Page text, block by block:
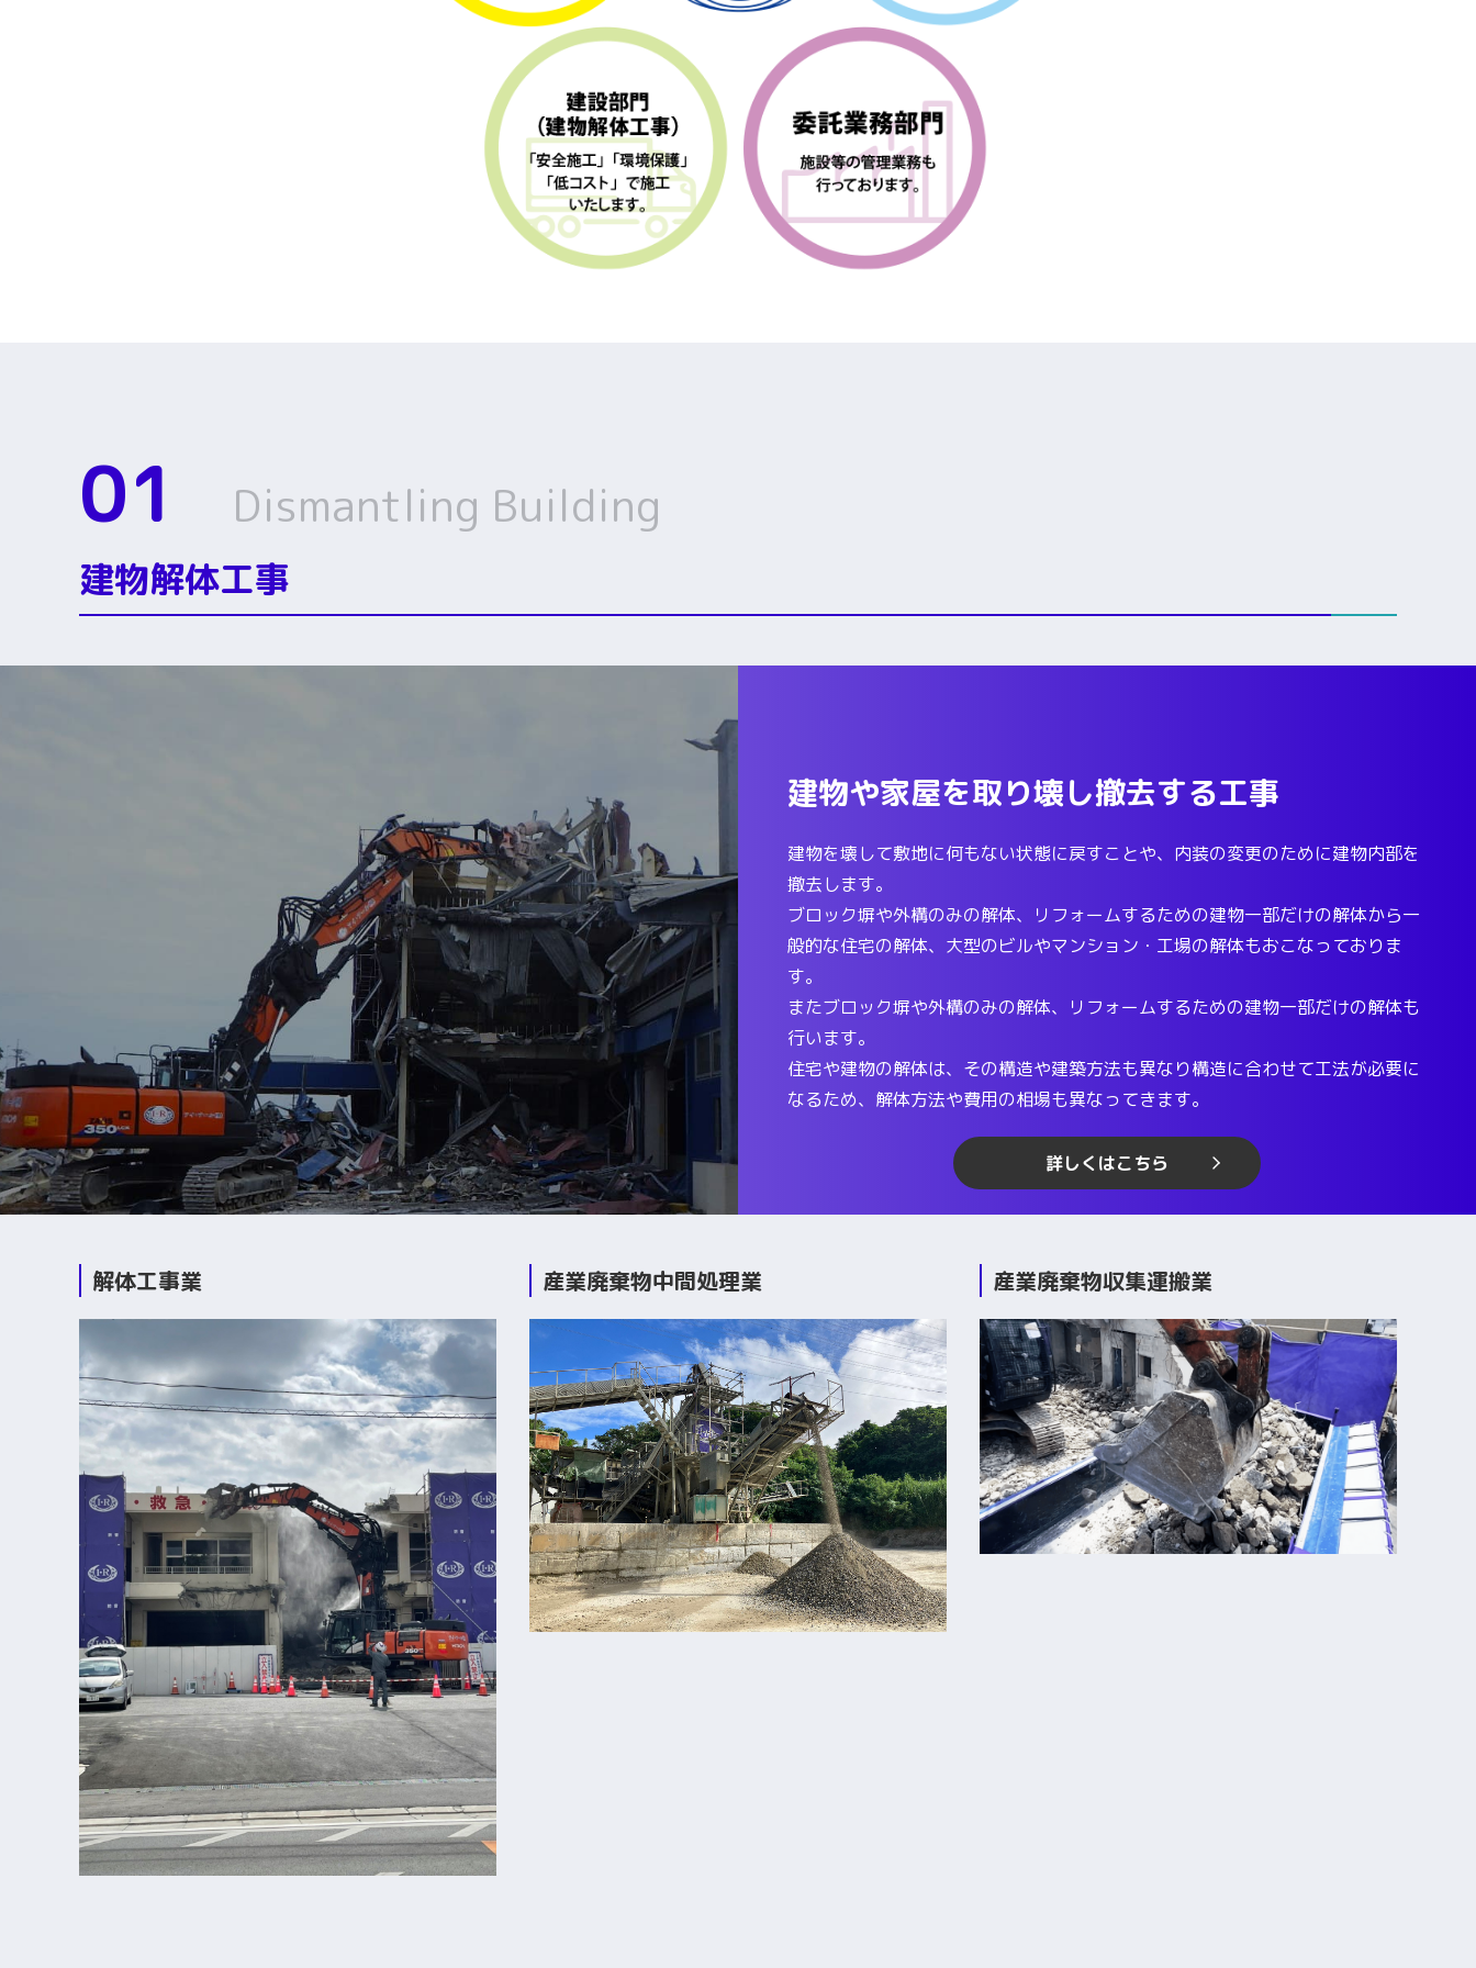
01 Dismantling Building
建物解体工事
建物や家屋を取り壊し撤去する工事
建物を壊して敷地に何もない状態に戻すことや、内装の変更のために建物内部を
撤去します。
ブロック塀や外構のみの解体、リフォームするための建物一部だけの解体から一
般的な住宅の解体、大型のビルやマンション・工場の解体もおこなっておりま
す。
またブロック塀や外構のみの解体、リフォームするための建物一部だけの解体も
行います。
住宅や建物の解体は、その構造や建築方法も異なり構造に合わせて工法が必要に
なるため、解体方法や費用の相場も異なってきます。
詳しくはこちら
解体工事業 産業廃棄物中間処理業 産業廃棄物収集運搬業